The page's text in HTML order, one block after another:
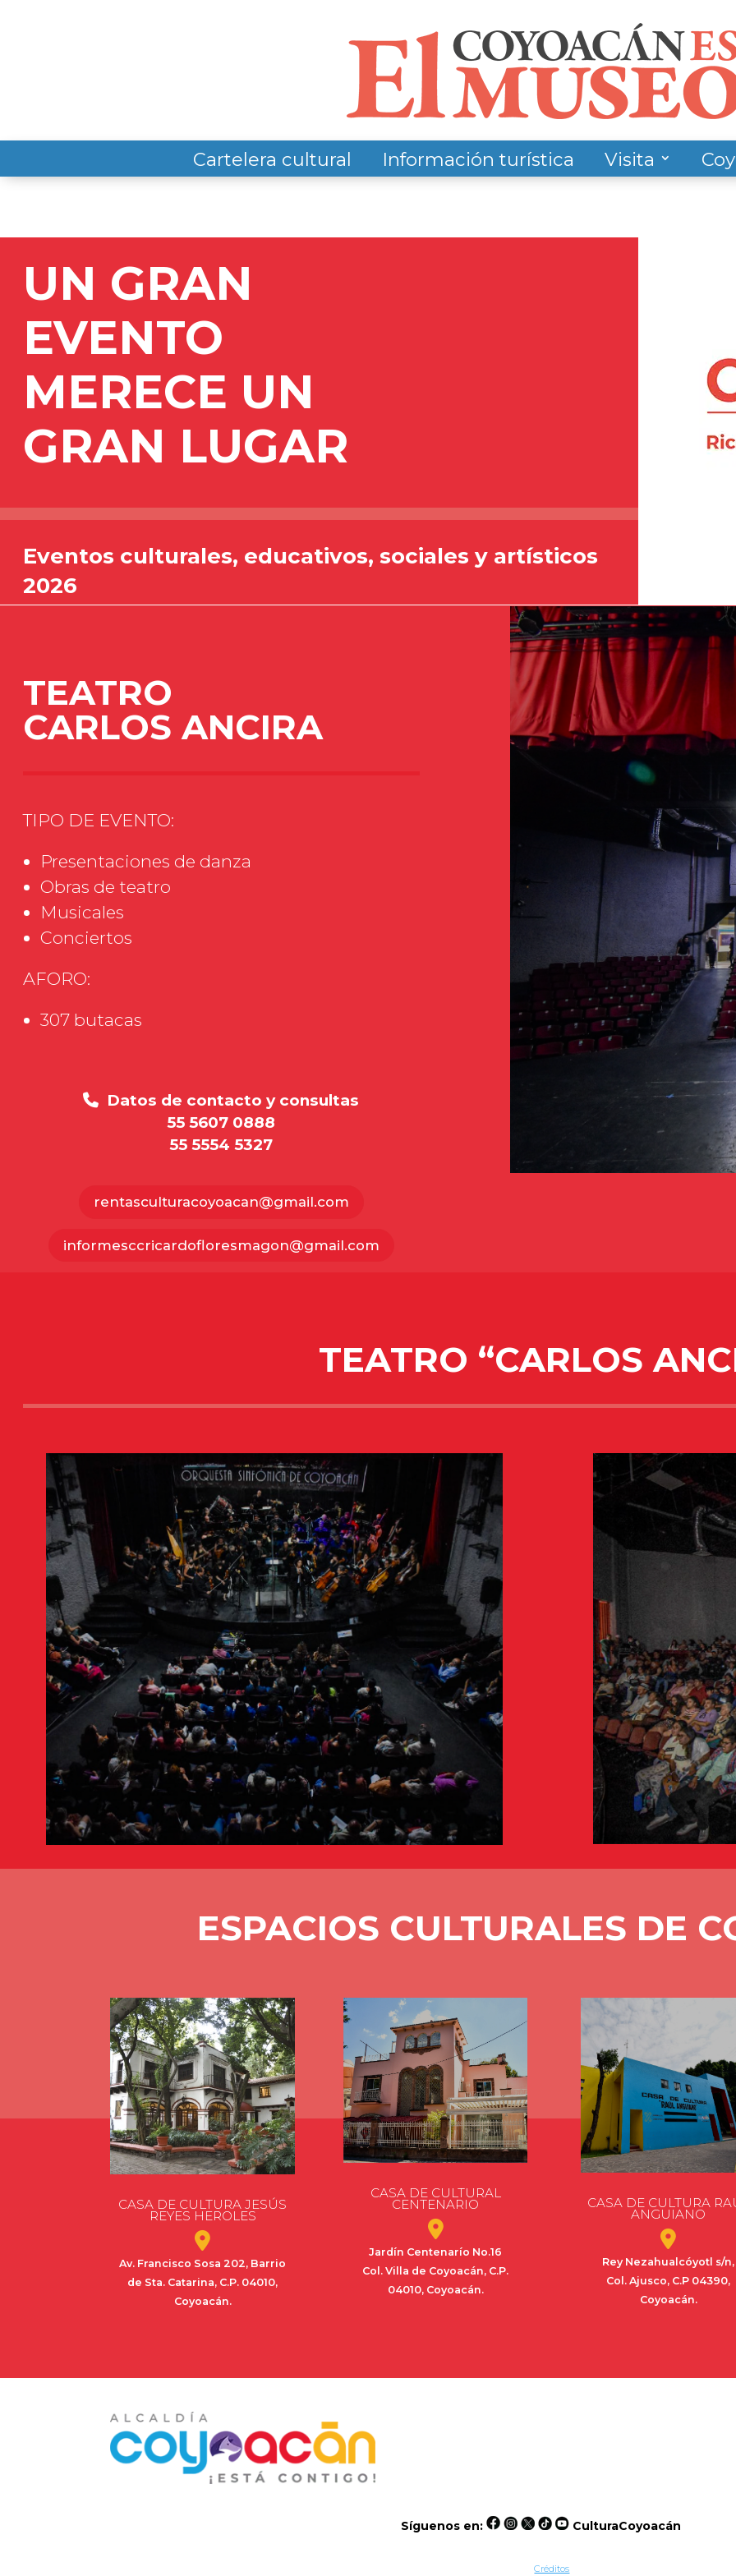
Cartelera cultural Información turística Visita
UN GRAN
EVENTO
MERECE UN
GRAN LUGAR
Eventos culturales, educativos, sociales y artísticos
2026
TEATRO
CARLOS ANCIRA
TIPO DE EVENTO:
Presentaciones de danza
Obras de teatro
Musicales
Conciertos
AFORO:
307 butacas
Datos de contacto y consultas
55 5607 0888
55 5554 5327
rentasculturacoyoacan@gmail.com
informesccricardofloresmagon@gmail.com
TEATRO “CARLOS
ESPACIOS CULTURALES DE
CASA DE CULTURA JESÚS
REYES HEROLES
Av. Francisco Sosa 202, Barrio
de Sta. Catarina, C.P. 04010,
Coyoacán.
CASA DE CULTURAL
CENTENARIO
Jardín Centenarío No.16
Col. Villa de Coyoacán, C.P.
04010, Coyoacán.
CASA DE CULTURA
ANGUIANO
Rey Nezahualcóyotl s/n,
Col. Ajusco, C.P 04390,
Coyoacán.
Síguenos en: CulturaCoyoacán
Créditos